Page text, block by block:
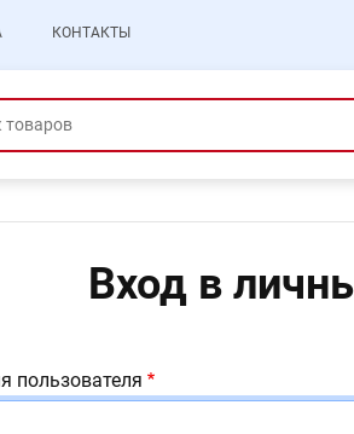
КОНТАКТЫ
Вход в
пользователя